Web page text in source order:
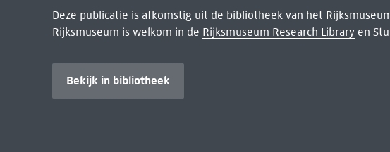
Deze publicatie is afkomstig uit de bibliotheek van het
Rijksmuseum is welkom in de Rijksmuseum Research Libraryen
Bekijk in bibliotheek